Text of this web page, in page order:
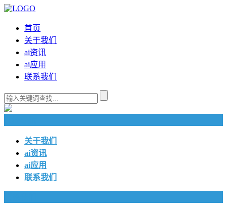
首页
关于我们
ai资讯
ai应用
联系我们
关于我们
ai资讯
ai应用
联系我们